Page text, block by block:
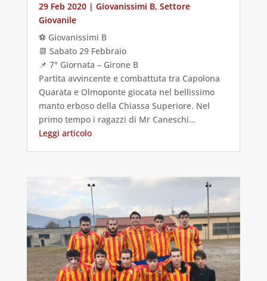
29 Feb 2020| Giovanissimi B, Settore
Giovanile
⚽️ Giovanissimi B
📆 Sabato 29 Febbraio
📌 7° Giornata – Girone B
Partita avvincente e combattuta tra Capolona
Quarata e Olmoponte giocata nel bellissimo
manto erboso della Chiassa Superiore. Nel
primo tempo i ragazzi di Mr Caneschi…
Leggi articolo